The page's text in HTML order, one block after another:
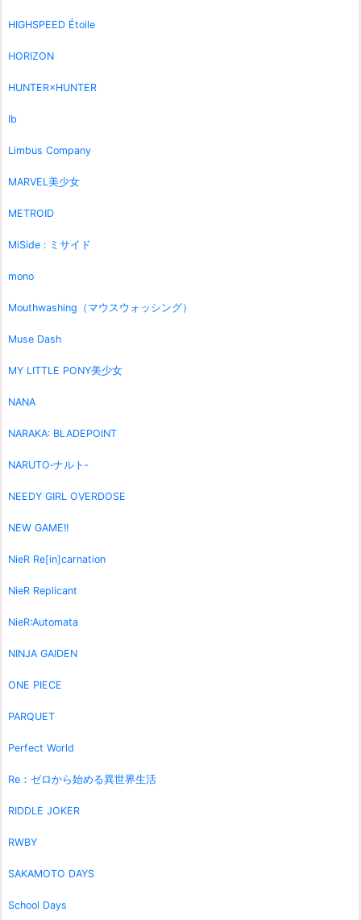
HIGHSPEED Étoile
HORIZON
HUNTER×HUNTER
Ib
Limbus Company
MARVEL美少女
METROID
MiSide : ミサイド
mono
Mouthwashing（マウスウォッシング）
Muse Dash
MY LITTLE PONY美少女
NANA
NARAKA: BLADEPOINT
NARUTO‐ナルト‐
NEEDY GIRL OVERDOSE
NEW GAME!!
NieR Re[in]carnation
NieR Replicant
NieR:Automata
NINJA GAIDEN
ONE PIECE
PARQUET
Perfect World
Re：ゼロから始める異世界生活
RIDDLE JOKER
RWBY
SAKAMOTO DAYS
School Days